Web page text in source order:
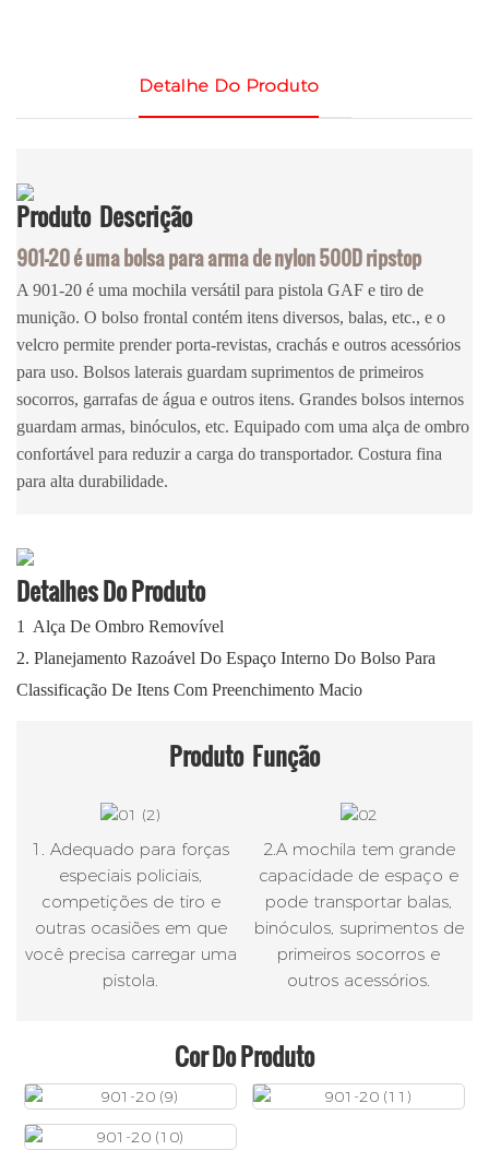
Detalhe Do Produto
Produto Descrição
901-20 é uma bolsa para arma de nylon 500D ripstop
A 901-20 é uma mochila versátil para pistola GAF e tiro de
munição. O bolso frontal contém itens diversos, balas, etc., e o
velcro permite prender porta-revistas, crachás e outros acessórios
para uso. Bolsos laterais guardam suprimentos de primeiros
socorros, garrafas de água e outros itens. Grandes bolsos internos
guardam armas, binóculos, etc. Equipado com uma alça de ombro
confortável para reduzir a carga do transportador. Costura fina
para alta durabilidade.
Detalhes Do Produto
1
Alça De Ombro Removível
2. Planejamento Razoável Do Espaço Interno Do Bolso Para
Classificação De Itens Com Preenchimento Macio
Produto Função
1. Adequado para forças
especiais policiais,
competições de tiro e
outras ocasiões em que
você precisa carregar uma
pistola.
2.A mochila tem grande
capacidade de espaço e
pode transportar balas,
binóculos, suprimentos de
primeiros socorros e
outros acessórios.
Cor Do Produto